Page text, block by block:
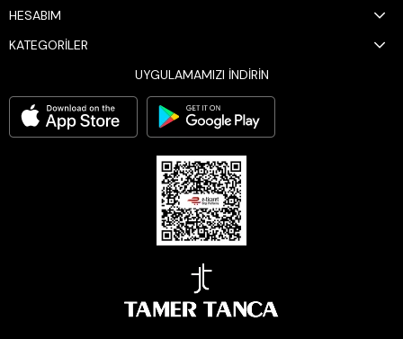
HESABIM
KATEGORİLER
UYGULAMAMIZI İNDİRİN